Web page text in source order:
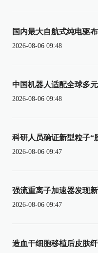
国内最大自航式纯电驱
2026-08-06 09:48
中国机器人适配全球多
2026-08-06 09:48
科研人员确证新型粒子“
2026-08-06 09:47
强流重离子加速器发现
2026-08-06 09:47
造血干细胞移植后皮肤